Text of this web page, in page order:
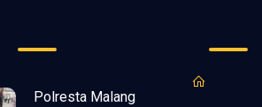
Polresta Malang